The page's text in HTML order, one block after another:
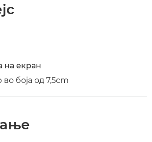
на екран
боја од 7,5cm